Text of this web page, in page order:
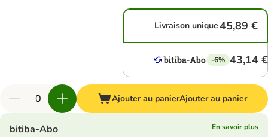
Livraison unique45,89 €
-6% 43,14 €
Ajouter au panierAjouter au panier
bitiba-Abo
En savoir plus